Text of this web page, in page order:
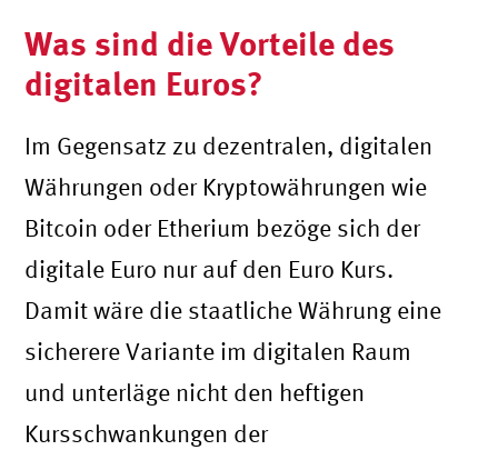
Was sind die Vorteile des
digitalen Euros?
Im Gegensatz zu dezentralen, digitalen
Währungen oder Kryptowährungen wie
Bitcoin oder Etherium bezöge sich der
digitale Euro nur auf den Euro Kurs.
Damit wäre die staatliche Währung eine
sicherere Variante im digitalen Raum
und unterläge nicht den heftigen
Kursschwankungen der